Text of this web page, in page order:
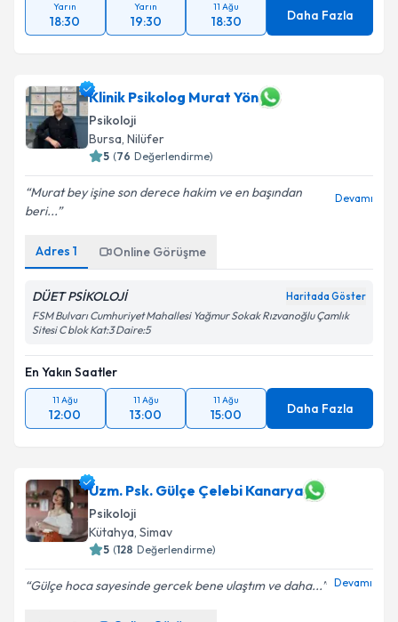
Yarın
18:30
Yarın
19:30
11 Ağu
18:30 Daha Fazla
Klinik Psikolog Murat Yön
Psikoloji
Bursa, Nilüfer
5 (76 Değerlendirme)
Murat bey işine son derece hakim ve en başından
beri...
Devamı
Adres 1 Online Görüşme
DÜET PSİKOLOJİ Haritada Göster
FSM Bulvarı Cumhuriyet Mahallesi Yağmur Sokak Rızvanoğlu Çamlık
Sitesi C blok Kat:3 Daire:5
En Yakın Saatler
11 Ağu
12:00
11 Ağu
13:00
11 Ağu
15:00 Daha Fazla
Uzm. Psk. Gülçe Çelebi Kanarya
Psikoloji
Kütahya, Simav
5 (128 Değerlendirme)
Gülçe hoca sayesinde gercek bene ulaştım ve daha... Devamı